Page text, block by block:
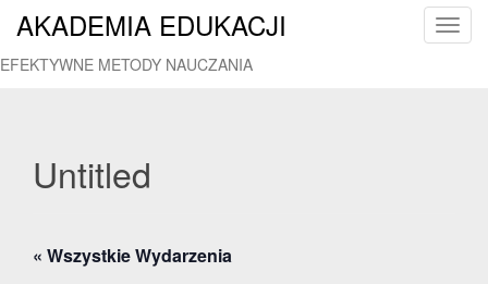
T
AKADEMIA EDUKACJI
EFEKTYWNE METODY NAUCZANIA
Untitled
« Wszystkie Wydarzenia